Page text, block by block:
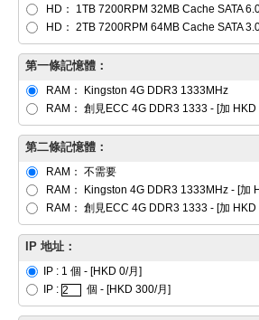
HD： 1TB 7200RPM 32MB Cache SATA
HD： 2TB 7200RPM 64MB Cache SATA
第一條記憶體：
RAM：
Kingston 4G DDR3 1333MHz
RAM： 創見ECC 4G DDR3 1333 - [加 HKD
第二條記憶體：
RAM： 不需要
RAM：
Kingston 4G DDR3 1333MHz - [加
RAM： 創見ECC 4G DDR3 1333 - [加 HKD
IP 地址：
IP : 1 個 - [HKD 0/月]
IP :
個 - [HKD 300/月]